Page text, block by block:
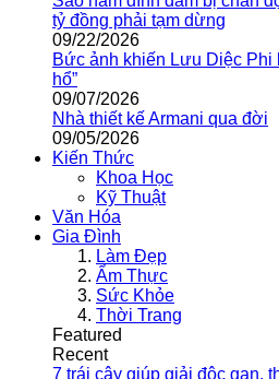
tỷ đồng phải tạm dừng
09/22/2026
Bức ảnh khiến Lưu Diệc Phi
hổ”
09/07/2026
Nhà thiết kế Armani qua đời
09/05/2026
Kiến Thức
Khoa Học
Kỹ Thuật
Văn Hóa
Gia Đình
Làm Đẹp
Ẩm Thực
Sức Khỏe
Thời Trang
Featured
Recent
7 trái cây giúp giải độc gan,